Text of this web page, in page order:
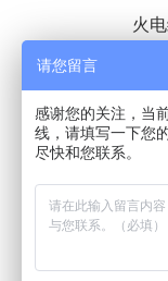
火
我
机
请您留言
感谢您的关注，当
线，请填写一下您
尽快和您联系。